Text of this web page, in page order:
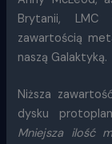
Brytanii, LMC
zawartością
naszą Galaktyką.
Niższa
dysku
Mniejsza ilość